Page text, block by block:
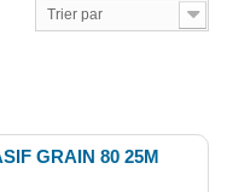
Trier par
GRAIN 80 25M